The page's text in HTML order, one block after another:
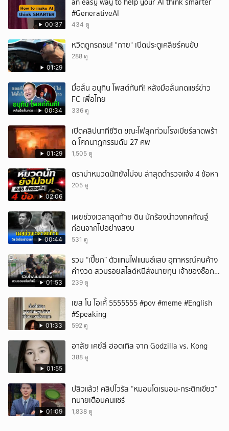
00:37
#GenerativeAI
434 ดู
01:29
หวิดถูกรถชน! "กาย" เปิดประตูเคลียร์คนขับ
288 ดู
00:34
มื่อลั่น อนุทิน โพสต์ทันที! หลังมือลั่นกดแชร์ข่าว
FC เพื่อไทย
336 ดู
01:29
เปิดคลิปนาทีชีวิต ขณะไฟลุกท่วมโรงเบียร์ลาดพร้า
ด โศกนาฏกรรมดับ 27 ศพ
1,505 ดู
02:06
ดราม่าหมวดนัทยังไม่จบ ล่าสุดตำรวจแจ้ง 4 ข้อหา
205 ดู
00:44
เผยช่วงเวลาสุดท้าย ดิน นักร้องนำวงทศกัณฐ์
ก่อนจากไปอย่างสงบ
531 ดู
01:53
รวบ “เปี๊ยก” ตัวแทนไฟแนนซ์แสบ อุทาหรณ์คนค้าง
ค่างวด สวมรอยสไลด์หนีส่งนายทุน เจ้าของช็อก
หนี้ยังอยู่ - รถปลิว เสียหายกว่า 600,000 บาท
239 ดู
01:33
เยส โน โอเค้้้้ 5555555 #pov #meme #English
#Speaking
592 ดู
01:55
อาลัย เคย์ลี ฮอตเทิล จาก Godzilla vs. Kong
388 ดู
01:09
ปลิวแล้ว! คลิปไวรัล “หมอนโดเรมอน-กระติกเขียว”
ทนายเตือนคนแชร์
1,838 ดู